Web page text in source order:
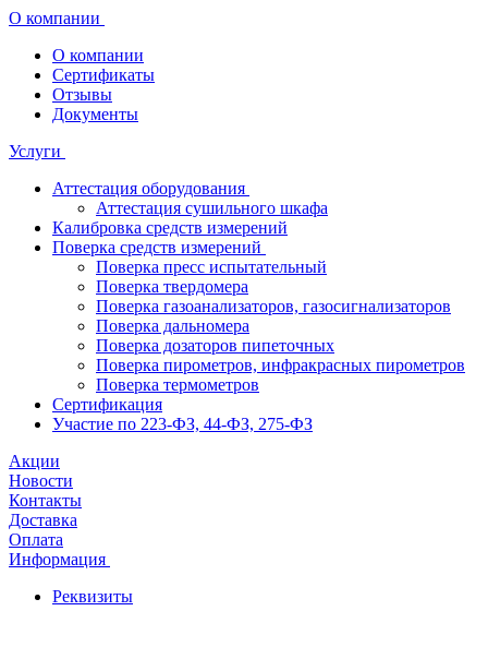
О компании
О компании
Сертификаты
Отзывы
Документы
Услуги
Аттестация оборудования
Аттестация сушильного шкафа
Калибровка средств измерений
Поверка средств измерений
Поверка пресс испытательный
Поверка твердомера
Поверка газоанализаторов, газосигнализаторов
Поверка дальномера
Поверка дозаторов пипеточных
Поверка пирометров, инфракрасных пирометров
Поверка термометров
Сертификация
Участие по 223-ФЗ, 44-ФЗ, 275-ФЗ
Акции
Новости
Контакты
Доставка
Оплата
Информация
Реквизиты